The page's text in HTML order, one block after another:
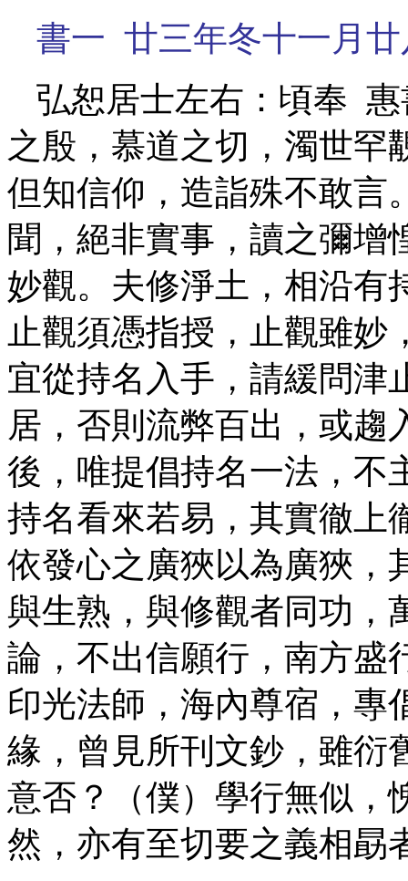
書一 廿三年冬十一月廿
弘恕居士左右：頃奉
之殷，慕道之切，濁世罕
但知信仰，造詣殊不敢言
聞，絕非實事，讀之彌增
妙觀。夫修淨土，相沿有
止觀須憑指授，止觀雖
宜從持名入手，請緩問津
居，否則流弊百出，或趨
後，唯提倡持名一法，不
持名看來若易，其實徹上
依發心之廣狹以為廣狹，
與生熟，與修觀者同功，
論，不出信願行，南方
印光法師，海內尊宿，專
緣，曾見所刊文鈔，雖
意否？（僕）學行無似，
然，亦有至切要之義相勗